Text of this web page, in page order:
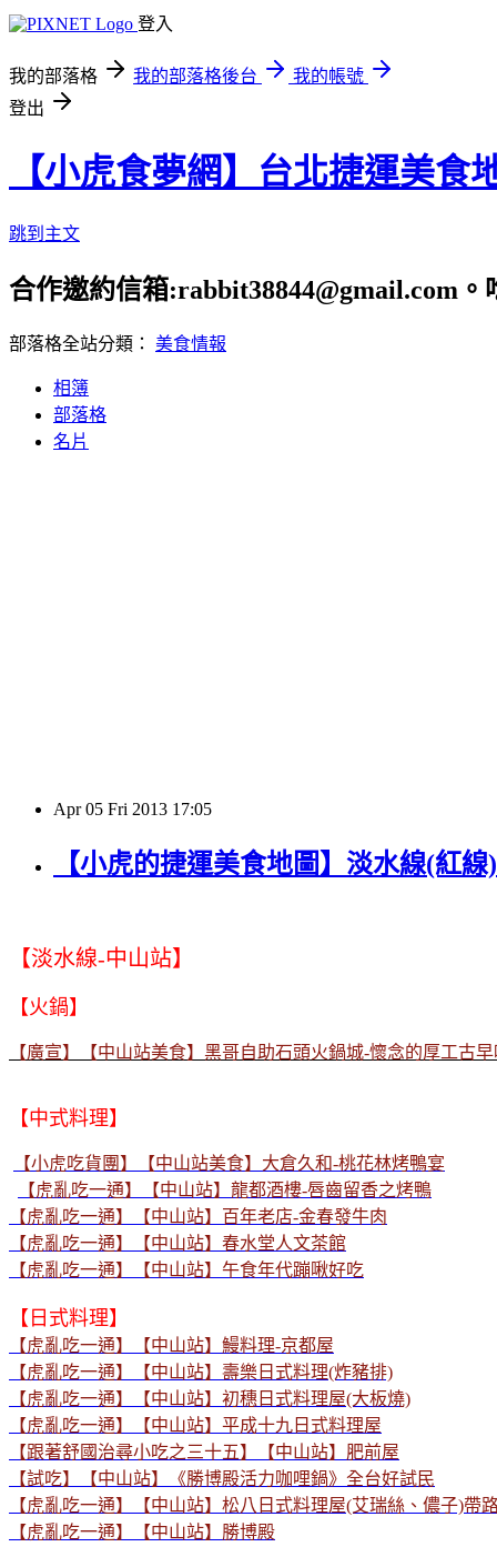
登入
我的部落格 我的部落格後台
我的帳號
登出
【小虎食夢網】台北捷運美食
跳到主文
合作邀約信箱:rabbit38844@gmail.com
部落格全站分類： 美食情報
相簿
部落格
名片
Apr 05 Fri 2013 17:05
【小虎的捷運美食地圖】淡水線(紅
【淡水線-中山站】
【火鍋】
【廣宣】【中山站美食】黑哥自助石頭火鍋城-懷念的厚工古
【中式料理】
【小虎吃貨團】【中山站美食】大倉久和-桃花林烤鴨宴
【虎亂吃一通】【中山站】龍都酒樓-唇齒留香之烤鴨
【虎亂吃一通】【中山站】百年老店-金春發牛肉
【虎亂吃一通】【中山站】春水堂人文茶館
【虎亂吃一通】【中山站】午食年代蹦啾好吃
【日式料理】
【虎亂吃一通】【中山站】鰻料理-京都屋
【虎亂吃一通】【中山站】壽樂日式料理(炸豬排)
【虎亂吃一通】【中山站】初穗日式料理屋(大板燒)
【虎亂吃一通】【中山站】平成十九日式料理屋
【跟著舒國治尋小吃之三十五】【中山站】肥前屋
【試吃】【中山站】《勝博殿活力咖哩鍋》全台好試民
【虎亂吃一通】【中山站】松八日式料理屋(艾瑞絲、儂子)帶
【虎亂吃一通】【中山站】勝博殿